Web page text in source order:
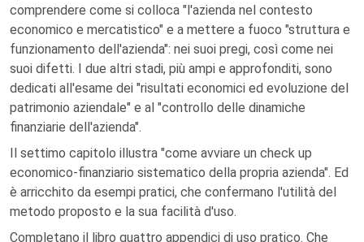
comprendere come si colloca "l'azienda nel contesto
economico e mercatistico" e a mettere a fuoco "struttura e
funzionamento dell'azienda": nei suoi pregi, così come nei
suoi difetti. I due altri stadi, più ampi e approfonditi, sono
dedicati all'esame dei "risultati economici ed evoluzione del
patrimonio aziendale" e al "controllo delle dinamiche
finanziarie dell'azienda".
Il settimo capitolo illustra "come avviare un check up
economico-finanziario sistematico della propria azienda". Ed
è arricchito da esempi pratici, che confermano l'utilità del
metodo proposto e la sua facilità d'uso.
Completano il libro quattro appendici di uso pratico. Che